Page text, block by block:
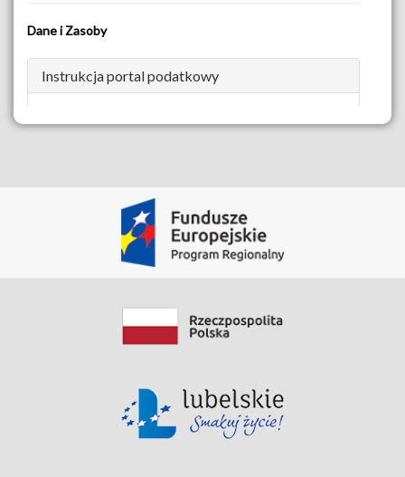
Dane i Zasoby
Instrukcja portal podatkowy
Pobierz Zasób